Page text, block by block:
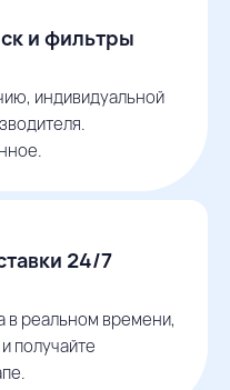
и фильтры
индивидуальной
24/7
в реальном времени,
получайте